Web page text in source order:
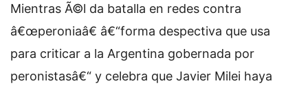
Mientras Ã©l da batalla en redes contra
â€œperoniaâ€ â€“forma despectiva que usa
para criticar a la Argentina gobernada por
peronistasâ€“ y celebra que Javier Milei haya